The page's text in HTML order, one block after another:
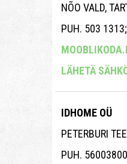
NÕO VALD,
PUH. 503
LÄHETÄ
IDHOME OÜ
PETERBURI
PUH. 56003800